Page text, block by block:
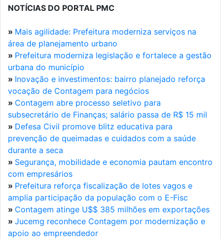
NOTÍCIAS DO PORTAL PMC
» Mais agilidade: Prefeitura moderniza serviços na
área de planejamento urbano
» Prefeitura moderniza legislação e fortalece a gestão
urbana do município
» Inovação e investimentos: bairro planejado reforça
vocação de Contagem para negócios
» Contagem abre processo seletivo para
subsecretário de Finanças; salário passa de R$ 15 mil
» Defesa Civil promove blitz educativa para
prevenção de queimadas e cuidados com a saúde
durante a seca
» Segurança, mobilidade e economia pautam encontro
com empresários
» Prefeitura reforça fiscalização de lotes vagos e
amplia participação da população com o E-Fisc
» Contagem atinge U$$ 385 milhões em exportações
» Jucemg reconhece Contagem por modernização e
apoio ao empreendedor